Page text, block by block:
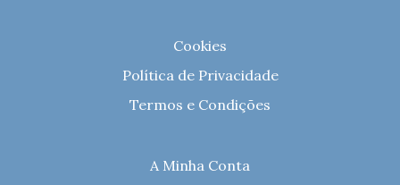
Cookies
Política de Privacidade
Termos e Condições
A Minha Conta